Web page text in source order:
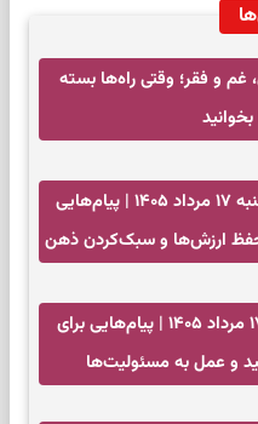
غم و فقر؛ وقتی راه‌ها بسته
فال فرشتگان امروز شنبه ۱۷ مرداد ۱۴۰۵ | پیام‌هایی
ارزش‌ها و سبک‌کردن ذهن
فال انبیا امروز شنبه ۱۷ مرداد ۱۴۰۵ | پیام‌هایی برای
و عمل به مسئولیت‌ها